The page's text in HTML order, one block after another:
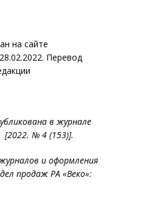
на сайте
Перевод
в журнале
№ 4 (153)].
и оформления
продаж РА «Веко»: